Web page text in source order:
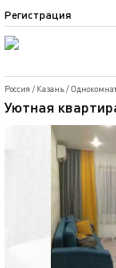
Регистрация
Россия / Казань/
Уютная